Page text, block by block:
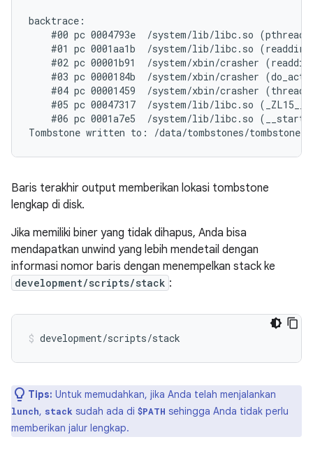
backtrace:
#00 pc 0004793e  /system/lib/libc.so
#01 pc 0001aa1b  /system/lib/libc.so
#02 pc 00001b91  /system/xbin/crasher
#03 pc 0000184b  /system/xbin/crasher
#04 pc 00001459  /system/xbin/crasher
#05 pc 00047317  /system/lib/libc.so
#06 pc 0001a7e5  /system/lib/libc.so
Baris terakhir output memberikan lokasi tombstone
lengkap di disk.
Jika memiliki biner yang tidak dihapus, Anda bisa
mendapatkan unwind yang lebih mendetail dengan
informasi nomor baris dengan menempelkan stack ke
development/scripts/stack :
Tips: Untuk memudahkan, jika Anda telah menjalankan
lunch, stack sudah ada di $PATH sehingga Anda tidak perlu
memberikan jalur lengkap.